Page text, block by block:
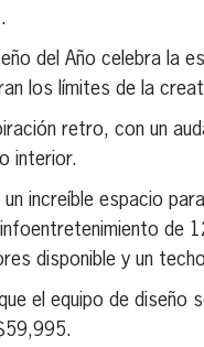
del Año celebra la
los límites de la
retro, con un
interior.
increíble espacio
de
disponible y un
el equipo de diseño